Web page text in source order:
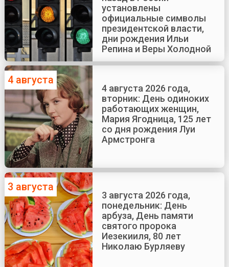
установлены
официальные символы
президентской власти,
дни рождения Ильи
Репина и Веры Холодной
4 августа
4 августа 2026 года,
вторник: День одиноких
работающих женщин,
Мария Ягодница, 125 лет
со дня рождения Луи
Армстронга
3 августа
3 августа 2026 года,
понедельник: День
арбуза, День памяти
святого пророка
Иезекииля, 80 лет
Николаю Бурляеву